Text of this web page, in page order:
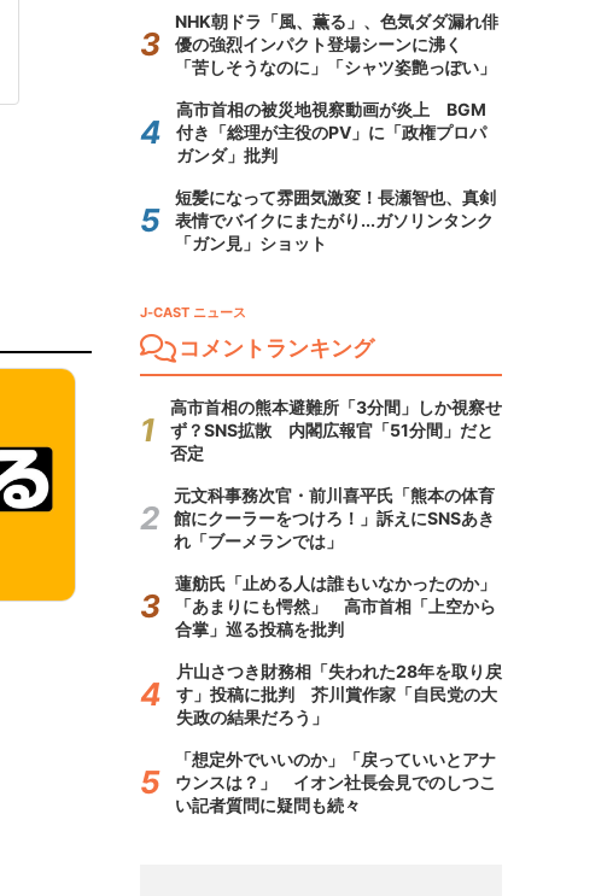
NHK朝ドラ「風、薫る」、色気ダダ漏れ俳
優の強烈インパクト登場シーンに沸く
「苦しそうなのに」「シャツ姿艶っぽい」
高市首相の被災地視察動画が炎上 BGM
付き「総理が主役のPV」に「政権プロパ
ガンダ」批判
短髪になって雰囲気激変！長瀬智也、真剣
表情でバイクにまたがり...ガソリンタンク
「ガン見」ショット
J-CAST ニュース
コメントランキング
高市首相の熊本避難所「3分間」しか視察せ
ず？SNS拡散 内閣広報官「51分間」だと
否定
元文科事務次官・前川喜平氏「熊本の体育
館にクーラーをつけろ！」訴えにSNSあき
れ「ブーメランでは」
蓮舫氏「止める人は誰もいなかったのか」
「あまりにも愕然」 高市首相「上空から
合掌」巡る投稿を批判
片山さつき財務相「失われた28年を取り戻
す」投稿に批判 芥川賞作家「自民党の大
失政の結果だろう」
「想定外でいいのか」「戻っていいとアナ
ウンスは？」 イオン社長会見でのしつこ
い記者質問に疑問も続々